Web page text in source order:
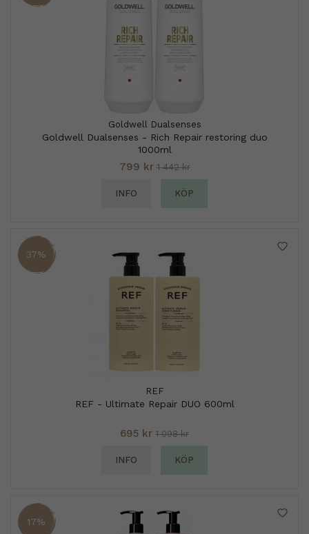
Goldwell Dualsenses
Goldwell Dualsenses - Rich Repair restoring duo
1000ml
799 kr 1 442 kr
INFO KÖP
37%
REF
REF - Ultimate Repair DUO 600ml
695 kr 1 098 kr
INFO KÖP
17%